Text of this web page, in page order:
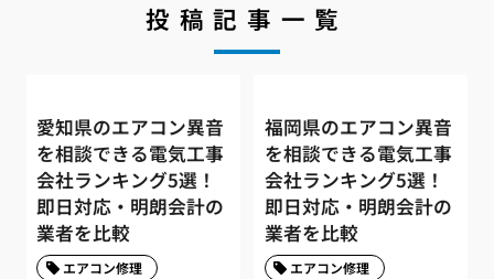
投稿記事一覧
愛知県のエアコン異音
を相談できる電気工事
会社ランキング5選！
即日対応・明朗会計の
業者を比較
エアコン修理
福岡県のエアコン異音
を相談できる電気工事
会社ランキング5選！
即日対応・明朗会計の
業者を比較
エアコン修理